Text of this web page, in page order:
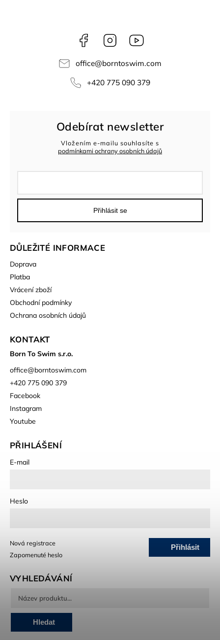
Facebook Instagram
office@borntoswim.com
+420 775 090 379
DŮLEŽITÉ INFORMACE
Doprava
Platba
Vrácení zboží
Obchodní podmínky
Ochrana osobních údajů
KONTAKT
Born To Swim s.r.o.
office@borntoswim.com
+420 775 090 379
Facebook
Instagram
Youtube
PŘIHLÁŠENÍ
E-mail
Heslo
Přihlásit
Nová registrace
Zapomenuté heslo
VYHLEDÁVÁNÍ
Hledat
Odebírat newsletter
Vložením e-mailu souhlasíte s
podmínkami ochrany osobních údajů
Přihlásit se